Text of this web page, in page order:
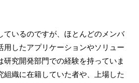
ているのですが、ほとんどのメンバ
用したアプリケーションやソリュー
研究開発部門での経験を持っていま
組織に在籍していた者や、上場した